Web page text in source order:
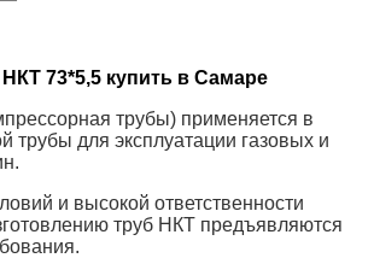
73*5,5 купить в Самаре
трубы) применяется в
трубы для эксплуатации газовых и
и высокой ответственности
труб НКТ предъявляются